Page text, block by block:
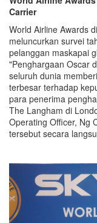
Carrier
World Airline Awards
meluncurkan survei
pelanggan maskapai
"Penghargaan Oscar
seluruh dunia
terbesar terhadap
para penerima
The Langham di
Operating Officer, Ng
tersebut secara